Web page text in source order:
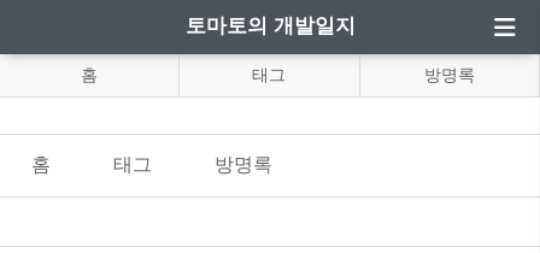
토마토의 개발일지
홈 태그 방명록
홈 태그 방명록